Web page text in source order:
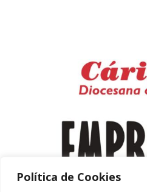
Política de Cookies